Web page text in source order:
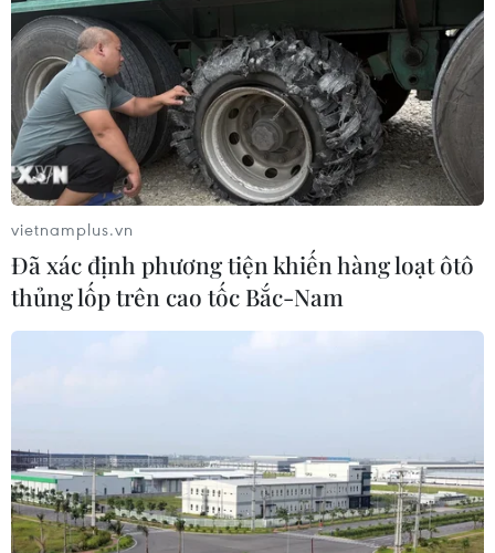
Thêm một nhóm dàn cảnh cướp giật
tại khu Tân Huê Viên sa lưới
06/08/2026 05:57
Khẩn trường khám nghiệm
hiện trường, điều tra nguyên nhân
vụ cháy chợ Biên Hòa
06/08/2026 04:13
vietnamplus.vn
Đã xác định phương tiện khiến hàng loạt ôtô
thủng lốp trên cao tốc Bắc-Nam